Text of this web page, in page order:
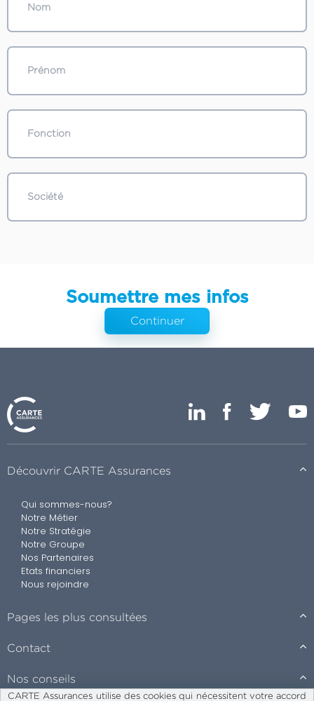
Soumettre mes infos
Continuer
Découvrir CARTE Assurances
Qui sommes-nous?
Notre Métier
Notre Stratégie
Notre Groupe
Nos Partenaires
Etats financiers
Nous rejoindre
Pages les plus consultées
Contact
Nos conseils
CARTE Assurances utilise des cookies qui nécessitent votre accord